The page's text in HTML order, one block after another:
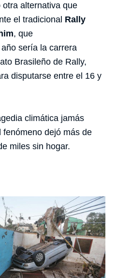
alternativa que
el tradicional Rally
, que
sería la carrera
Brasileño de Rally,
disputarse entre el 16 y
climática jamás
dejó más de
miles sin hogar.